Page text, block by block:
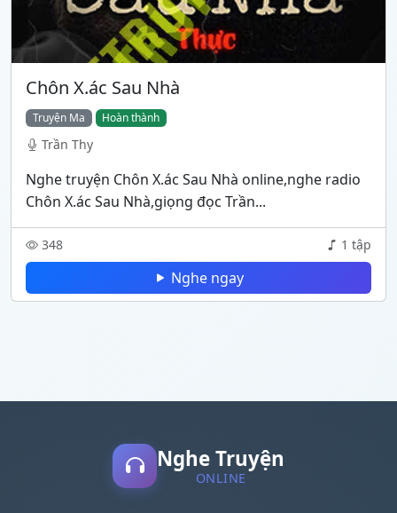
Chôn X.ác Sau Nhà
Truyện Ma Hoàn thành
Trần Thy
Nghe truyện Chôn X.ác Sau Nhà online,nghe radio
Chôn X.ác Sau Nhà,giọng đọc Trần...
348 1 tập
Nghe ngay
Nghe Truyện
ONLINE